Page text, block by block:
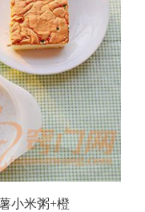
小米粥+橙